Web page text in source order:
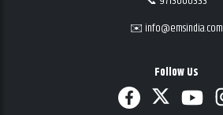
✉️ info@emsindia.com
Follow Us